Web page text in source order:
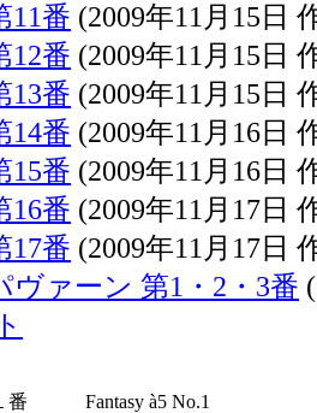
11番 (2009年11月15日
12番 (2009年11月15日
13番 (2009年11月15日
14番 (2009年11月16日
15番 (2009年11月16日
16番 (2009年11月17日
17番 (2009年11月17日
ヴァーン 第1・2・3番
１番 Fantasy à5 No.1